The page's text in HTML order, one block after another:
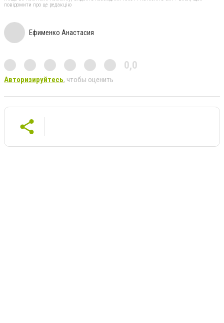
повідомити про це редакцію
Ефименко Анастасия
0,0
Авторизируйтесь, чтобы оценить